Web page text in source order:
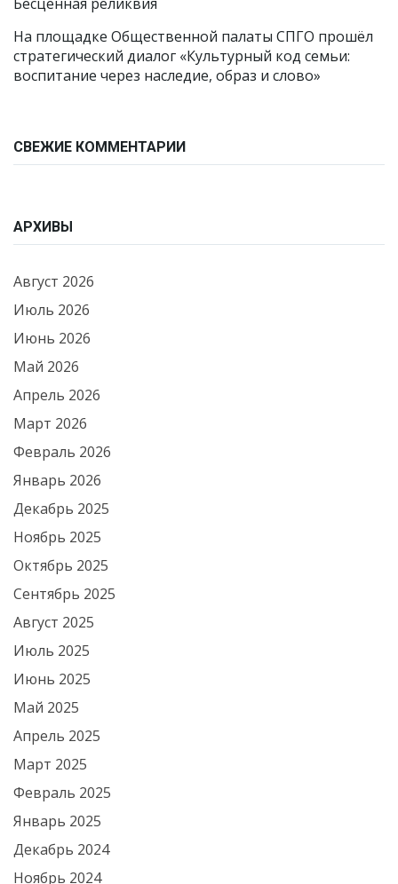
На площадке Общественной палаты СПГО прошёл
стратегический диалог «Культурный код семьи:
воспитание через наследие, образ и слово»
СВЕЖИЕ КОММЕНТАРИИ
АРХИВЫ
Август 2026
Июль 2026
Июнь 2026
Май 2026
Апрель 2026
Март 2026
Февраль 2026
Январь 2026
Декабрь 2025
Ноябрь 2025
Октябрь 2025
Сентябрь 2025
Август 2025
Июль 2025
Июнь 2025
Май 2025
Апрель 2025
Март 2025
Февраль 2025
Январь 2025
Декабрь 2024
Ноябрь 2024